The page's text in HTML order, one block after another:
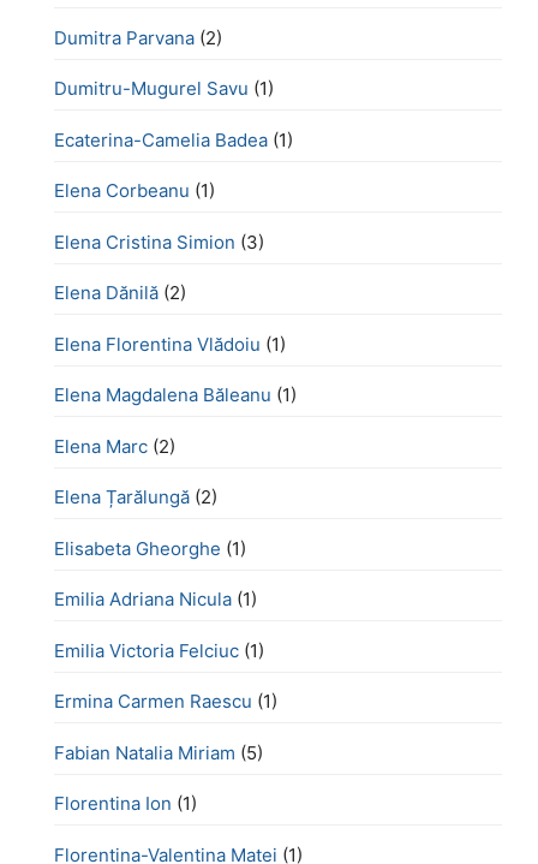
Dumitra Parvana (2)
Dumitru-Mugurel Savu (1)
Ecaterina-Camelia Badea (1)
Elena Corbeanu (1)
Elena Cristina Simion (3)
Elena Dănilă (2)
Elena Florentina Vlădoiu (1)
Elena Magdalena Băleanu (1)
Elena Marc (2)
Elena Țarălungă (2)
Elisabeta Gheorghe (1)
Emilia Adriana Nicula (1)
Emilia Victoria Felciuc (1)
Ermina Carmen Raescu (1)
Fabian Natalia Miriam (5)
Florentina Ion (1)
Florentina-Valentina Matei (1)